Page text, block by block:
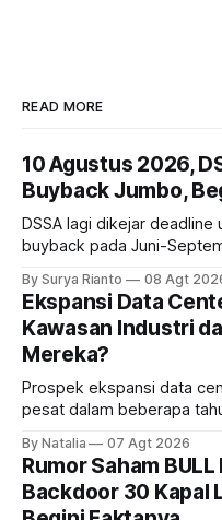
READ MORE
10 Agustus 2026,
Buyback Jumbo,
DSSA lagi dikejar
buyback pada Juni-
By Surya Rianto 08 Agt
Ekspansi Data
Kawasan Industri
Mereka?
Prospek ekspansi data
pesat dalam beberapa
estate, ada siapa saja
By Natalia 07 Agt 2026
Rumor Saham
Backdoor 30 Kapal